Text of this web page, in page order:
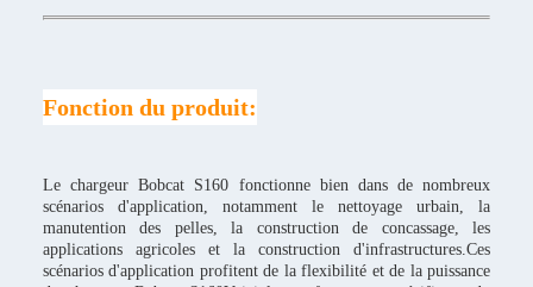
Fonction du produit:
Le chargeur Bobcat S160 fonctionne bien dans de nombreux
scénarios d'application, notamment le nettoyage urbain, la
manutention des pelles, la construction de concassage, les
applications agricoles et la construction d'infrastructures.Ces
scénarios d'application profitent de la flexibilité et de la puissance